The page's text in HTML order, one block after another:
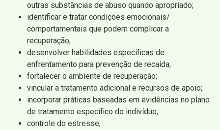
outras substâncias de abuso quando apropriado;
identificar e tratar condições emocionais/
comportamentais que podem complicar a
recuperação;
desenvolver habilidades específicas de
enfrentamento para prevenção de recaída;
fortalecer o ambiente de recuperação;
vincular a tratamento adicional e recursos de apoio;
incorporar práticas baseadas em evidências no plano
de tratamento específico do indivíduo;
controle do estresse;